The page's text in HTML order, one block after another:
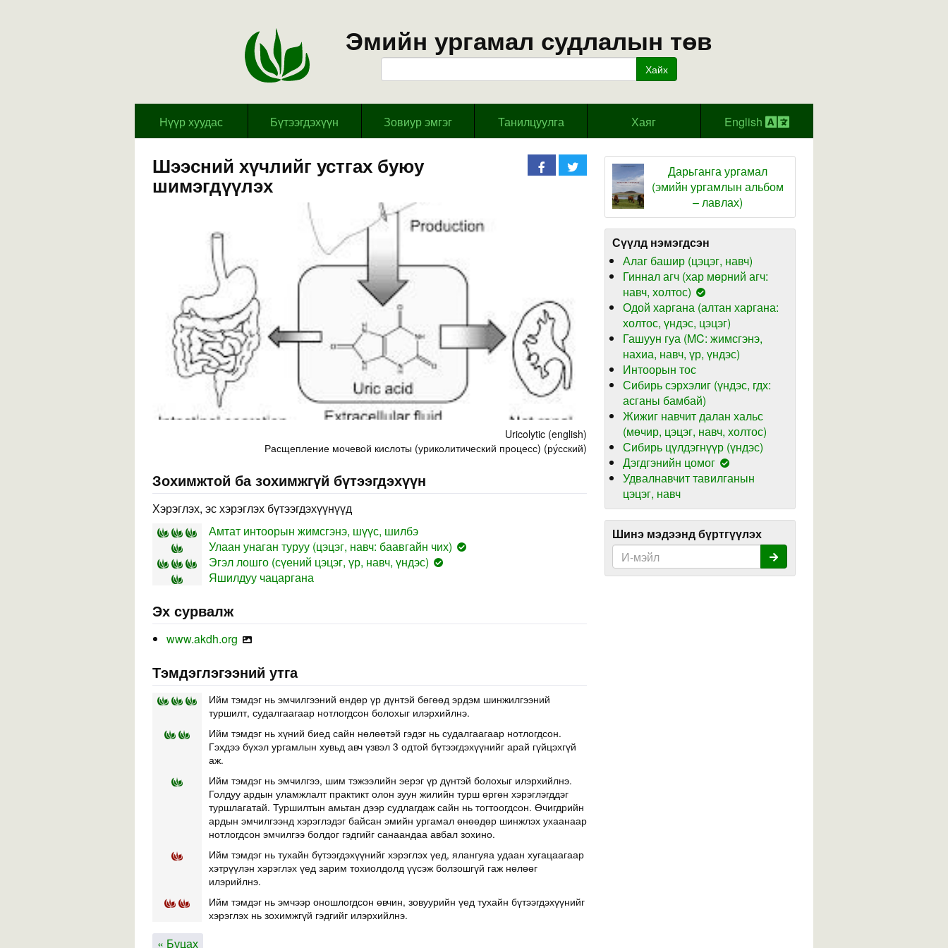
Эмийн ургамал судлалын төв
Хайх
Hүүр хуудас Бүтээгдэхүүн Зовиур эмгэг Танилцуулга Хаяг English
Шээсний хүчлийг устгах буюу
шимэгдүүлэх
Uricolytic (english)
Расщепление мочевой кислоты (уриколитический процесс) (ру́сский)
Зохимжтой ба зохимжгүй бүтээгдэхүүн
Хэрэглэх, эс хэрэглэх бүтээгдэхүүнүүд
Амтат интоорын жимсгэнэ, шүүс, шилбэ
Улаан унаган туруу (цэцэг, навч: баавгайн чих)
Эгэл лошго (сүений цэцэг, үр, навч, үндэс)
Яшилдуу чацаргана
Эх сурвалж
www.akdh.org
Тэмдэглэгээний утга
Ийм тэмдэг нь эмчилгээний өндөр үр дүнтэй бөгөөд эрдэм шинжилгээний
туршилт, судалгаагаар нотлогдсон болохыг илэрхийлнэ.
Ийм тэмдэг нь хүний биед сайн нөлөөтэй гэдэг нь судалгаагаар нотлогдсон.
Гэхдээ бүхэл ургамлын хувьд авч үзвэл 3 одтой бүтээгдэхүүнийг арай гүйцэхгүй
аж.
Ийм тэмдэг нь эмчилгээ, шим тэжээлийн эерэг үр дүнтэй болохыг илэрхийлнэ.
Голдуу ардын уламжлалт практикт олон зуун жилийн турш өргөн хэрэглэгддэг
туршлагатай. Туршилтын амьтан дээр судлагдаж сайн нь тогтоогдсон. Өчигдрийн
ардын эмчилгээнд хэрэглэдэг байсан эмийн ургамал өнөөдөр шинжлэх ухаанаар
нотлогдсон эмчилгээ болдог гэдгийг санаандаа авбал зохино.
Ийм тэмдэг нь тухайн бүтээгдэхүүнийг хэрэглэх үед, ялангуяа удаан хугацаагаар
хэтрүүлэн хэрэглэх үед зарим тохиолдолд үүсэж болзошгүй гаж нөлөөг
илэрийлнэ.
Ийм тэмдэг нь эмчээр оношлогдсон өвчин, зовуурийн үед тухайн бүтээгдэхүүнийг
хэрэглэх нь зохимжгүй гэдгийг илэрхийлнэ.
« Буцах
Дарьганга ургамал
(эмийн ургамлын альбом
– лавлах)
Сүүлд нэмэгдсэн
Алаг башир (цэцэг, навч)
Гиннал агч (хар мөрний агч:
навч, холтос)
Одой харгана (алтан харгана:
холтос, үндэс, цэцэг)
Гашуун гуа (MC: жимсгэнэ,
нахиа, навч, үр, үндэс)
Интоорын тос
Сибирь сэрхэлиг (үндэс, гдх:
асганы бамбай)
Жижиг навчит далан хальс
(мөчир, цэцэг, навч, холтос)
Сибирь цүлдэгнүүр (үндэс)
Дэгдгэнийн цомог
Удвалнавчит тавилганын
цэцэг, навч
Шинэ мэдээнд бүртгүүлэх